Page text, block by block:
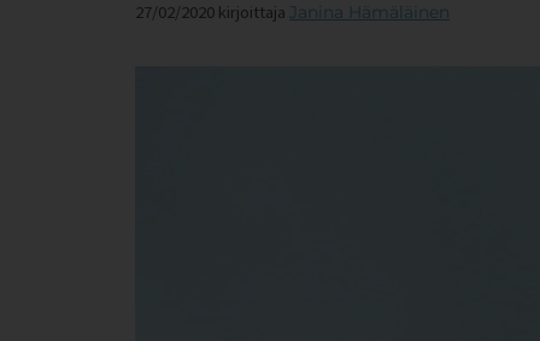
27/02/2020 kirjoittaja Janina Hämäläinen